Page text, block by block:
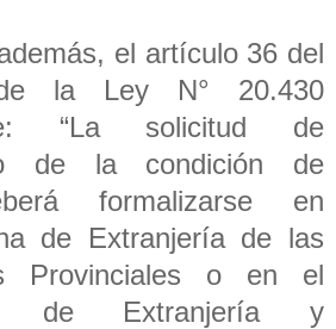
el artículo 36 del
de la Ley N° 20.430
“La solicitud de
de la condición de
formalizarse en
de Extranjería de las
Provinciales o en el
de Extranjería y